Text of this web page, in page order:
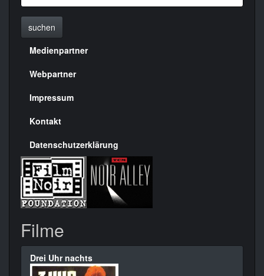
suchen
Menülinks
rechte
Seite
Medienpartner
Webpartner
Impressum
Kontakt
Datenschutzerklärung
Filme
Drei Uhr nachts